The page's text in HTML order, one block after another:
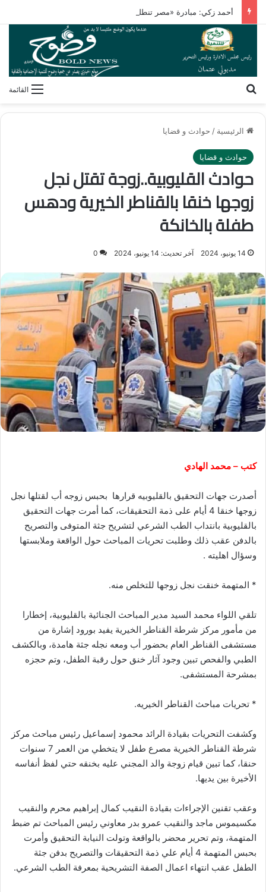
أحمد زكي: مبادرة «مصر تنطلق بالتصدير» تدعم نمو الصادرات
القائمة
الرئيسية / حوادث و قضايا
حوادث و قضايا
حوادث القليوبية..زوجة تقتل نجل
زوجها خنقا بالقناطر الخيرية ودهس
طفلة بالخانكة
14 يونيو، 2024 آخر تحديث: 14 يونيو، 2024 0
كتب – محمد الهادي
أصدرت جهات التحقيق بالقليوبيه قرارها بحبس زوجه أب لقتلها نجل
زوجها خنقا 4 أيام على ذمة التحقيقات، كما أمرت جهات التحقيق
بالقليوبية بانتداب الطب الشرعي لتشريح جثة المتوفى والتصريح
بالدفن عقب ذلك وطلبت تحريات المباحث حول الواقعة وملابستها
وسؤال اهليته .
* المتهمة خنقت نجل زوجها للتخلص منه.
تلقي اللواء محمد السيد مدير المباحث الجنائية بالقليوبية، إخطارا
من مأمور مركز شرطة القناطر الخيرية يفيد بورود إشارة من
مستشفى القناطر العام بحضور أب ومعه نجله جثة هامدة، وبالكشف
الطبي والفحص تبين وجود آثار خنق حول رقبة الطفل، وتم حجزه
بمشرحة المستشفى.
* تحريات مباحث القناطر الخيريه.
وكشفت التحريات بقيادة الرائد محمود إسماعيل رئيس مباحث مركز
شرطة القناطر الخيرية مصرع طفل لا يتخطي من العمر 7 سنوات
حنقا، كما تبين قيام زوجة والد المجني عليه بخنقه حتي لفظ أنفاسه
الأخيرة بين يديها.
وعقب تقنين الإجراءات بقيادة النقيب كمال إبراهيم محرم والنقيب
مكسيموس ماجد والنقيب عمرو بدر معاوني رئيس المباحث تم ضبط
المتهمة، وتم تحرير محضر بالواقعة وتولت النيابة التحقيق وأمرت
بحبس المتهمة 4 أيام علي ذمة التحقيقات والتصريح بدفن جثة
الطفل عقب انتهاء اعمال الصفة التشريحية بمعرفة الطب الشرعي.